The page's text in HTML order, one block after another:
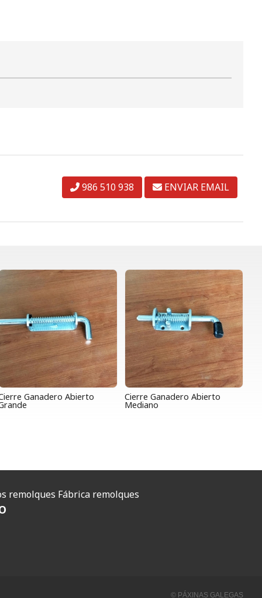
986 510 938 ENVIAR EMAIL
Ganadero Abierto Cierre Ganadero Abierto
Mediano
remolques Fábrica remolques
© PÁXINAS GALEGAS